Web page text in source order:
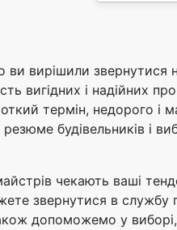
ви вирішили звернутися
вигідних і надійних
термін, недорого
будівельників і
чекають ваші
звернутися в службу
допоможемо у